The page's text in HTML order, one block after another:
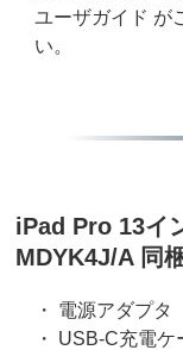
ユーザガイド が
い。
iPad Pro 13イ
MDYK4J/A 同
・ 電源アダプタ
・ USB-C充電ケ